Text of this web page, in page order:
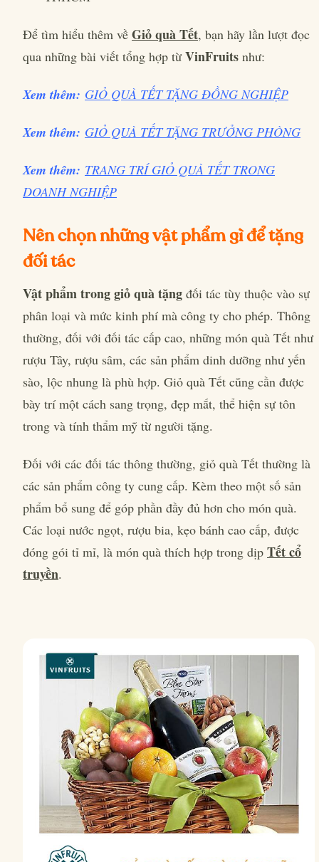
Để tìm hiểu thêm về Giỏ quà Tết, bạn hãy lần lượt đọc
qua những bài viết tổng hợp từ VinFruits như:
Xem thêm: GIỎ QUÀ TẾT TẶNG ĐỒNG NGHIỆP
Xem thêm: GIỎ QUÀ TẾT TẶNG TRƯỞNG PHÒNG
Xem thêm: TRANG TRÍ GIỎ QUÀ TẾT TRONG
DOANH NGHIỆP
Nên chọn những vật phẩm gì để tặng
đối tác
Vật phẩm trong giỏ quà tặng đối tác tùy thuộc vào sự
phân loại và mức kinh phí mà công ty cho phép. Thông
thường, đối với đối tác cấp cao, những món quà Tết như
rượu Tây, rượu sâm, các sản phẩm dinh dưỡng như yến
sào, lộc nhung là phù hợp. Giỏ quà Tết cũng cần được
bày trí một cách sang trọng, đẹp mắt, thể hiện sự tôn
trong và tính thẩm mỹ từ người tặng.
Đối với các đối tác thông thường, giỏ quà Tết thường là
các sản phẩm công ty cung cấp. Kèm theo một số sản
phẩm bổ sung để góp phần đầy đủ hơn cho món quà.
Các loại nước ngọt, rượu bia, kẹo bánh cao cấp, được
đóng gói tỉ mỉ, là món quà thích hợp trong dịp Tết cổ
truyền.